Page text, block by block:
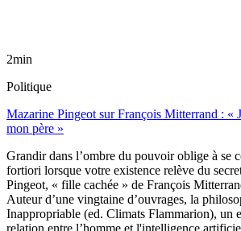
2min
Politique
Mazarine Pingeot sur François Mitterrand : «
mon père »
Grandir dans l’ombre du pouvoir oblige à se
fortiori lorsque votre existence relève du
Pingeot, « fille cachée » de François
Auteur d’une vingtaine d’ouvrages, la
Inappropriable (ed. Climats Flammarion), un
relation entre l’homme et l'intelligence